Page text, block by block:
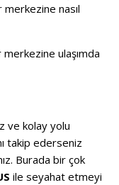
nasıl
ulaşımda
ve kolay yolu
takip ederseniz
Burada bir çok
ile seyahat etmeyi